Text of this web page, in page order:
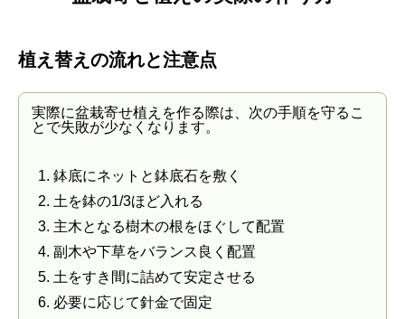
植え替えの流れと注意点
実際に盆栽寄せ植えを作る際は、次の手順を守るこ
とで失敗が少なくなります。
鉢底にネットと鉢底石を敷く
土を鉢の1/3ほど入れる
主木となる樹木の根をほぐして配置
副木や下草をバランス良く配置
土をすき間に詰めて安定させる
必要に応じて針金で固定